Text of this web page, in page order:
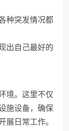
种突发情况都
出自己最好的
境。这里不仅
施设备，确保
展日常工作。